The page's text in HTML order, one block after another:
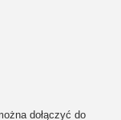
dołączyć do